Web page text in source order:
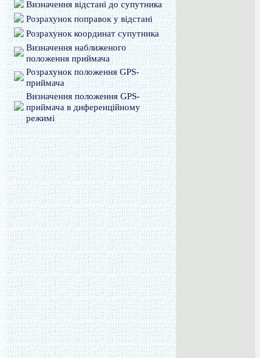
Визначення відстані до супутника
Розрахунок поправок у відстані
Розрахунок координат супутника
Визначення наближеного
положення приймача
Розрахунок положення GPS-
приймача
Визначення положення GPS-
приймача в диференційному
режимі